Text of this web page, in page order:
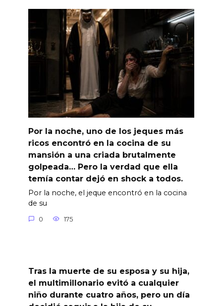
Por la noche, uno de los jeques más
ricos encontró en la cocina de su
mansión a una criada brutalmente
golpeada… Pero la verdad que ella
temía contar dejó en shock a todos.
Por la noche, el jeque encontró en la cocina
de su
0 175
Tras la muerte de su esposa y su hija,
el multimillonario evitó a cualquier
niño durante cuatro años, pero un día